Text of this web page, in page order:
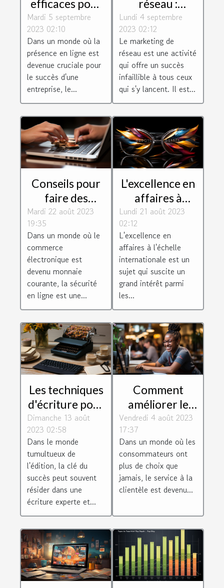
efficaces pour
un
référencement
réussi à
Toulouse
Mardi 5 septembre
2023 02:10
Dans un monde où la
présence en ligne est
devenue cruciale pour
le succès d'une
entreprise, le...
réseau :
quelques
conseils pour
réussir dans ce
secteur
Lundi 4 septembre
2023 02:12
Le marketing de
réseau est une activité
qui offre un succès
infaillible à tous ceux
qui s'y lancent. Il est...
Conseils pour
faire des
achats en ligne
de manière
sécurisée
Mardi 22 août 2023
19:35
Dans un monde où le
commerce
électronique est
devenu monnaie
courante, la sécurité
en ligne est une...
L'excellence en
affaires à
l'échelle
internationale
Lundi 21 août 2023
02:12
L'excellence en
affaires à l'échelle
internationale est un
sujet qui suscite un
grand intérêt parmi
les...
Les techniques
d'écriture pour
un magazine
réussi
Dimanche 13 août
2023 02:58
Dans le monde
tumultueux de
l'édition, la clé du
succès peut souvent
résider dans une
écriture experte et...
Comment
améliorer le
service client
de votre
entreprise
Vendredi 4 août 2023
17:37
Dans un monde où les
consommateurs ont
plus de choix que
jamais, le service à la
clientèle est devenu...